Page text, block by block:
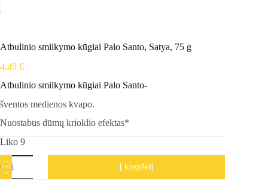
Atbulinio smilkymo kūgiai Palo Santo, Satya, 75 g
4,49 €
Atbulinio smilkymo kūgiai Palo Santo-
šventos medienos kvapo.
Nuostabus dūmų krioklio efektas*
Liko 9
produkto
kiekis:
Atbulinio
Į krepšelį